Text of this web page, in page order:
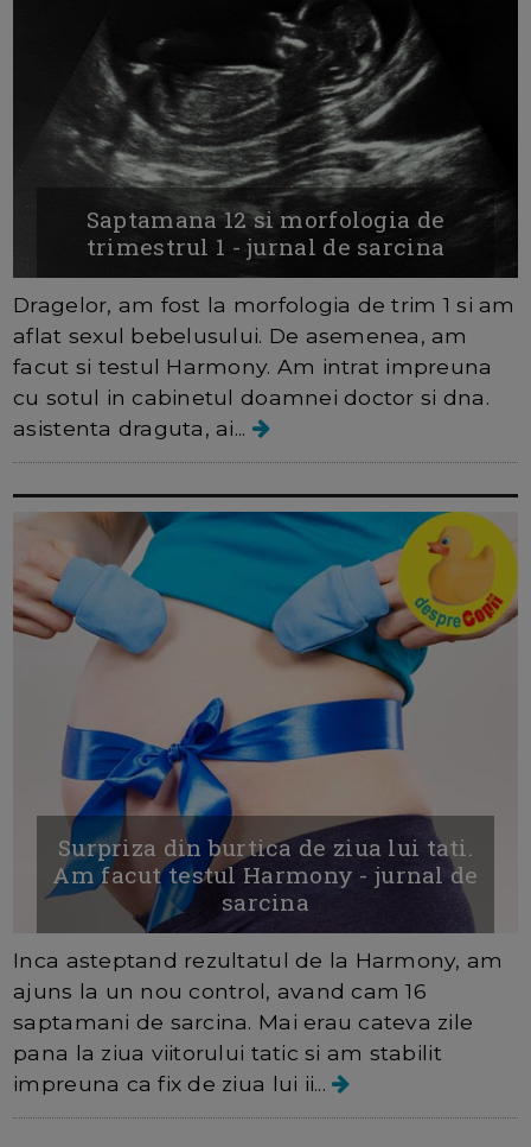
Saptamana 12 si morfologia de
trimestrul 1 - jurnal de sarcina
Dragelor, am fost la morfologia de trim 1 si am
aflat sexul bebelusului. De asemenea, am
facut si testul Harmony. Am intrat impreuna
cu sotul in cabinetul doamnei doctor si dna.
asistenta draguta, ai...
Surpriza din burtica de ziua lui tati.
Am facut testul Harmony - jurnal de
sarcina
Inca asteptand rezultatul de la Harmony, am
ajuns la un nou control, avand cam 16
saptamani de sarcina. Mai erau cateva zile
pana la ziua viitorului tatic si am stabilit
impreuna ca fix de ziua lui ii...